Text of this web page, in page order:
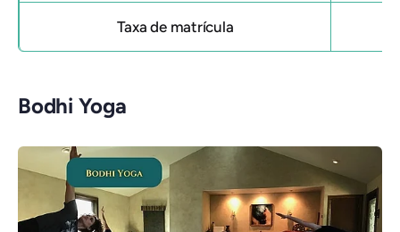
Taxa de matrícula
Bodhi Yoga